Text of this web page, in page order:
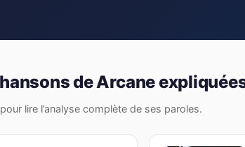
de Arcane
lire l’analyse complète de ses paroles.